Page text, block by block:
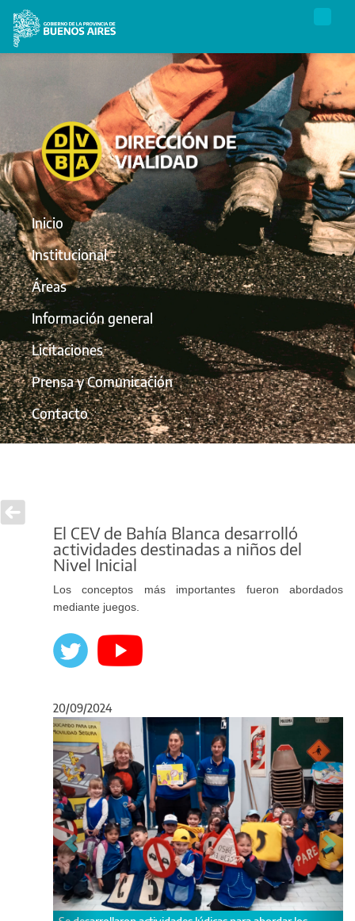
Inicio
Institucional
Áreas
Información general
Licitaciones
Prensa y Comunicación
Contacto
El CEV de Bahía Blanca desarrolló
actividades destinadas a niños del
Nivel Inicial
Los conceptos más importantes fueron abordados
mediante juegos.
20/09/2024
Anterior